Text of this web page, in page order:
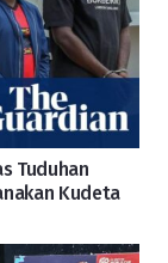
Tuduhan
Kudeta